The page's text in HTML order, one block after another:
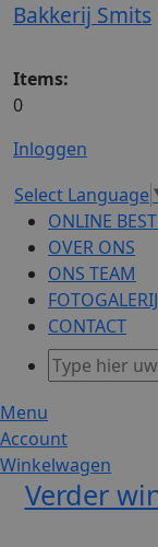
Bakkerij Smits
Items:
0
Inloggen
Select Language
ONLINE
OVER ONS
ONS TEAM
FOTOGALERIJ
CONTACT
Menu
Account
Winkelwagen
Verder